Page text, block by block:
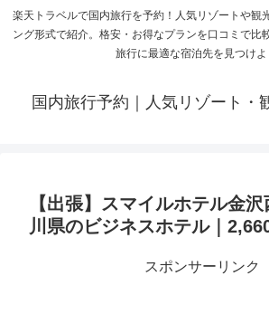
楽天トラベルで国内旅行を予約！人気リゾートや観
ング形式で紹介。格安・お得なプランを口コミで比
旅行に最適な宿泊先を見つけよ
国内旅行予約｜人気リゾート・
【出張】スマイルホテル金
川県のビジネスホテル｜
スポンサーリンク